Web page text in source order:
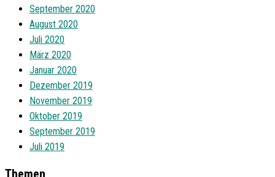
September 2020
August 2020
Juli 2020
März 2020
Januar 2020
Dezember 2019
November 2019
Oktober 2019
September 2019
Juli 2019